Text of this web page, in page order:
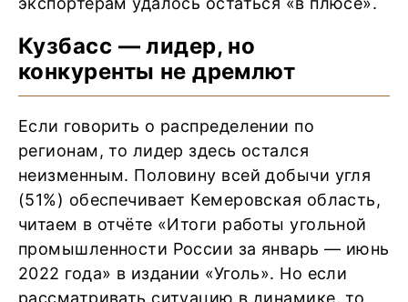
Кузбасс — лидер, но
конкуренты не дремлют
Если говорить о распределении по
регионам, то лидер здесь остался
неизменным. Половину всей добычи угля
(51%) обеспечивает Кемеровская область,
читаем в отчёте «Итоги работы угольной
промышленности России за январь — июнь
2022 года» в издании «Уголь». Но если